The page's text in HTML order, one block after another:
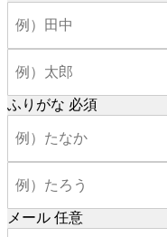
ふりがな 必須
メール 任意